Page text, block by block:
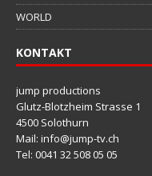
WORLD
KONTAKT
jump productions
Glutz-Blotzheim Strasse 1
4500 Solothurn
Mail: info@jump-tv.ch
Tel: 0041 32 508 05 05